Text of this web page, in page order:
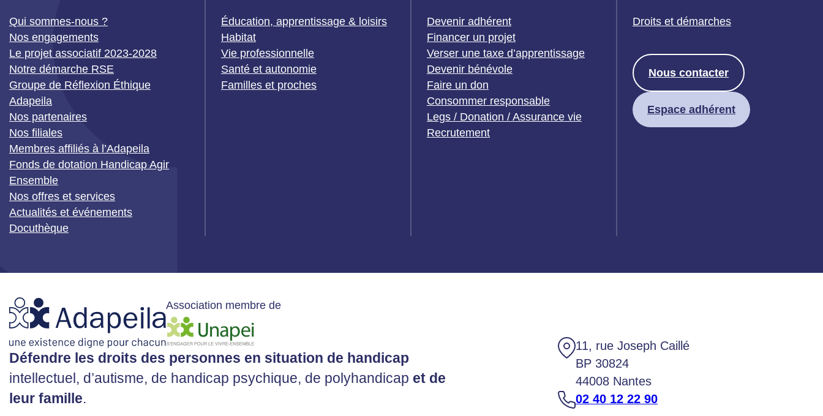
Qui sommes-nous ?
Nos engagements
Le projet associatif 2023-2028
Notre démarche RSE
Groupe de Réflexion Éthique
Adapeila
Nos partenaires
Nos filiales
Membres affiliés à l’Adapeila
Fonds de dotation Handicap Agir
Ensemble
Nos offres et services
Actualités et événements
Docuthèque
Éducation, apprentissage & loisirs
Habitat
Vie professionnelle
Santé et autonomie
Familles et proches
Devenir adhérent
Financer un projet
Verser une taxe d’apprentissage
Devenir bénévole
Faire un don
Consommer responsable
Legs / Donation / Assurance vie
Recrutement
Droits et démarches
Nous contacter
Espace adhérent
Association membre de
Défendre les droits des personnes en situation de handicap
intellectuel, d’autisme, de handicap psychique, de polyhandicap et de
leur famille.
11, rue Joseph Caillé
BP 30824
44008 Nantes
02 40 12 22 90